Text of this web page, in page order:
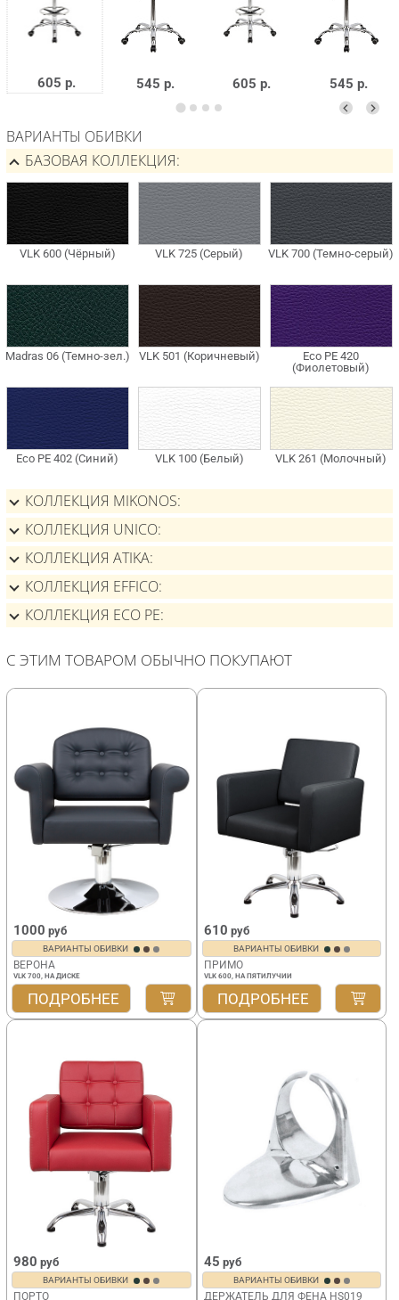
605 р. 545 р. 605 р. 545 р.
ВАРИАНТЫ ОБИВКИ
БАЗОВАЯ КОЛЛЕКЦИЯ
КОЛЛЕКЦИЯ MIKONOS
КОЛЛЕКЦИЯ UNICO
КОЛЛЕКЦИЯ ATIKA
КОЛЛЕКЦИЯ EFFICO
КОЛЛЕКЦИЯ ECO PE
С ЭТИМ ТОВАРОМ ОБЫЧНО ПОКУПАЮТ
1000 руб
ВАРИАНТЫ ОБИВКИ
ВЕРОНА
VLK 700, НА ДИСКЕ
ПОДРОБНЕЕ
610 руб
ВАРИАНТЫ ОБИВКИ
ПРИМО
VLK 600, НА ПЯТИЛУЧИИ
ПОДРОБНЕЕ
980 руб
ВАРИАНТЫ ОБИВКИ
ПОРТО
45 руб
ВАРИАНТЫ ОБИВКИ
ДЕРЖАТЕЛЬ ДЛЯ ФЕНА HS019